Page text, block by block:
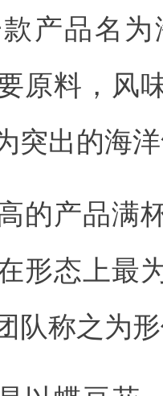
产品名
原料，风
突出的海
的产品满
形态上最
队称之为